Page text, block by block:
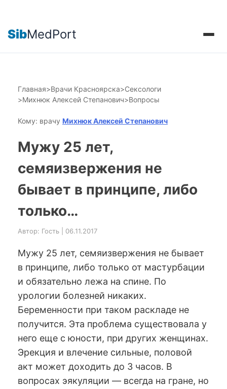
SibMedPort
Главная>Врачи Красноярска>Сексологи
>Михнюк Алексей Степанович>Вопросы
Кому: врачу Михнюк Алексей Степанович
Мужу 25 лет,
семяизвержения не
бывает в принципе, либо
только…
Автор: Гость | 06.11.2017
Мужу 25 лет, семяизвержения не бывает
в принципе, либо только от мастурбации
и обязательно лежа на спине. По
урологии болезней никаких.
Беременности при таком раскладе не
получится. Эта проблема существовала у
него еще с юности, при других женщинах.
Эрекция и влечение сильные, половой
акт может доходить до 3 часов. В
вопросах эякуляции — всегда на гране, но